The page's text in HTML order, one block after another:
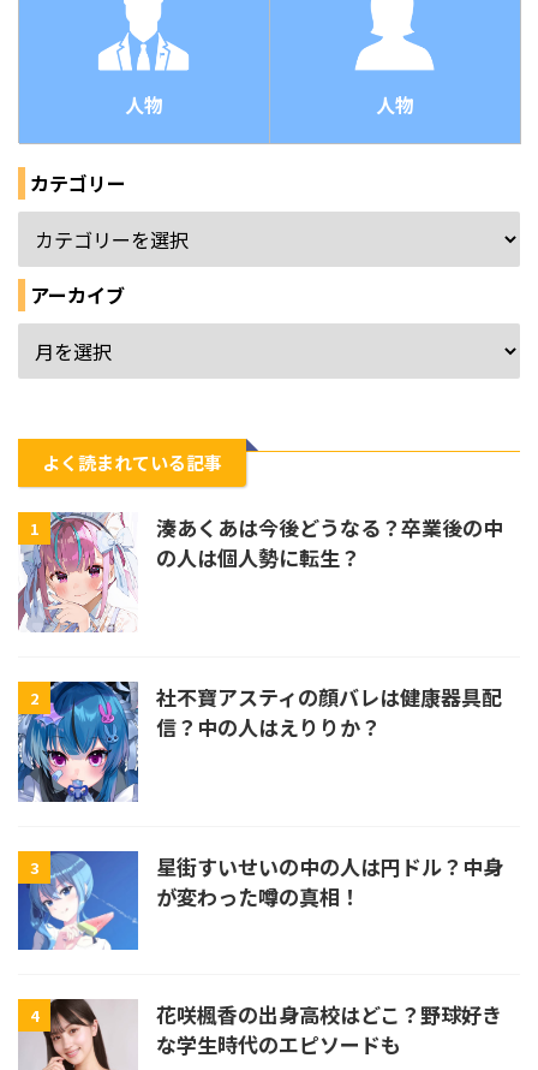
人物 人物
カテゴリー
アーカイブ
よく読まれている記事
1
湊あくあは今後どうなる？卒業後の中
の人は個人勢に転生？
2
社不寶アスティの顔バレは健康器具配
信？中の人はえりりか？
3
星街すいせいの中の人は円ドル？中身
が変わった噂の真相！
4
花咲楓香の出身高校はどこ？野球好き
な学生時代のエピソードも